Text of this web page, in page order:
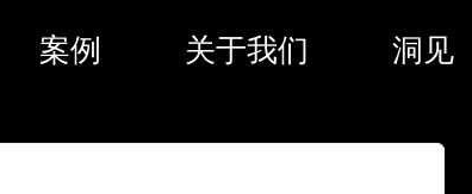
案例 关于我们 洞见